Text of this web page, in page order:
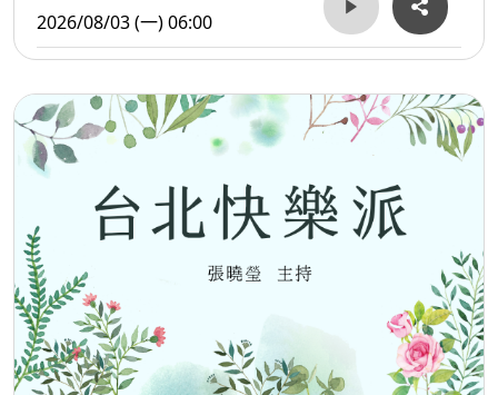
2026/08/03 (一) 06:00